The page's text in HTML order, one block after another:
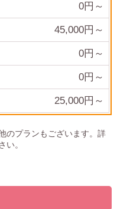
0円～
45,000円～
0円～
0円～
25,000円～
のプランもございます。詳
い。